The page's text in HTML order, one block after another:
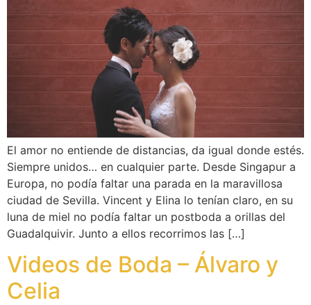
El amor no entiende de distancias, da igual donde estés.
Siempre unidos… en cualquier parte. Desde Singapur a
Europa, no podía faltar una parada en la maravillosa
ciudad de Sevilla. Vincent y Elina lo tenían claro, en su
luna de miel no podía faltar un postboda a orillas del
Guadalquivir. Junto a ellos recorrimos las […]
Videos de Boda – Álvaro y
Celia